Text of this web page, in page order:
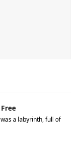
a labyrinth, full of